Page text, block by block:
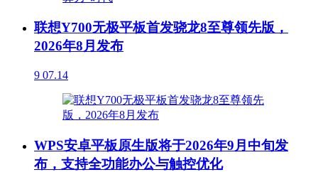
联想Y700无极平板首发骁龙8至尊领先版，
2026年8月发布
9 07.14
WPS安卓平板原生版将于2026年9月中旬发
布，支持全功能办公与触控优化